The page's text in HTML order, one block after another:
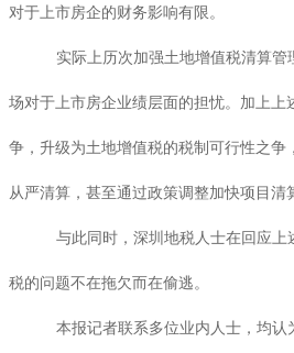
对于上市房企的财务影响有限。
实际上历次加强土地增值税清算
场对于上市房企业绩层面的担忧。加上上
争，升级为土地增值税的税制可行性之争
从严清算，甚至通过政策调整加快项目清
与此同时，深圳地税人士在回应上
税的问题不在拖欠而在偷逃。
本报记者联系多位业内人士，均认